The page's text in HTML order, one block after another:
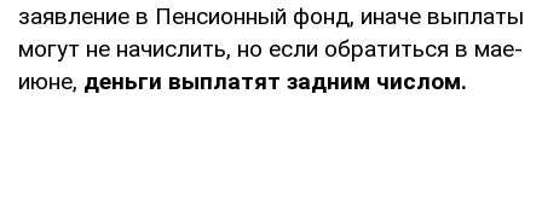
заявление в Пенсионный фонд, иначе выплаты
могут не начислить, но если обратиться в мае-
июне, деньги выплатят задним числом.